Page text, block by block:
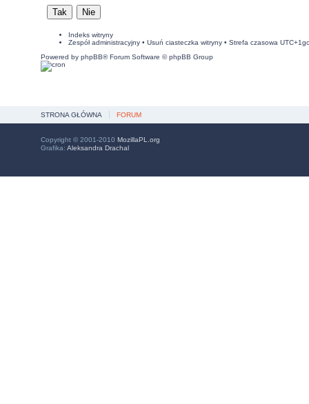
Indeks witryny
Zespół administracyjny• Usuń ciasteczka witryny• Strefa czasowa
Powered by phpBB® Forum Software © phpBB Group
STRONA GŁÓWNA FORUM
Copyright © 2001-2010 MozillaPL.org
Grafika: Aleksandra Drachal